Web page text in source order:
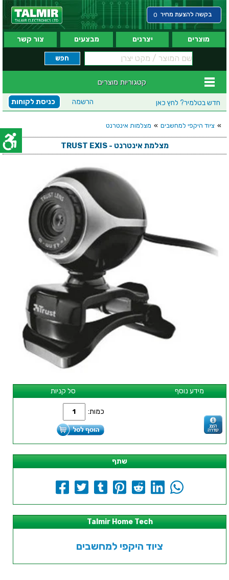
בקשה להצעת מחיר 0
מוצרים יצרנים מבצעים צור קשר
קטגוריות מוצרים
חדש בטלמיר? לחץ כאן כניסת לקוחות הרשמה
» ציוד היקפי למחשבים » מצלמות אינטרנט
מצלמת אינטרנט - TRUST EXIS
סל קניות מידע נוסף
כמות:
שתף
Talmir Home Tech
ציוד היקפי למחשבים